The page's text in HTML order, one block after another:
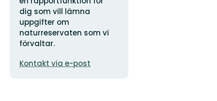
dig som vill lämna
uppgifter om
naturreservaten som vi
förvaltar.
postadresse
Kontakt via e-post